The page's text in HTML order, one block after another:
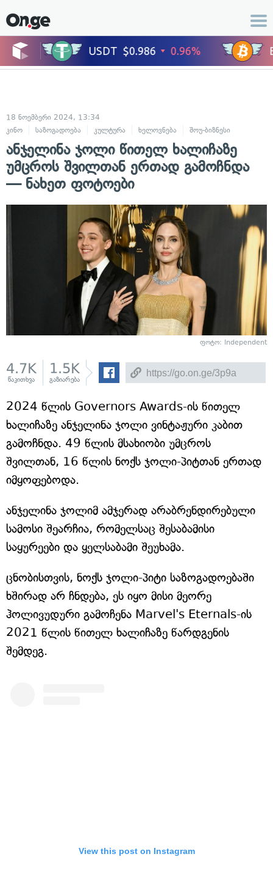
18 ნოემბერი 2024, 13:34
კინო
საზოგადოება კულტურა ხელოვნება შოუ-ბიზნესი
ანჯელინა ჯოლი წითელ ხალიჩაზე
უმცროს შვილთან ერთად გამოჩნდა
— ნახეთ ფოტოები
ფოტო: Independent
4.7K
წაკითხვა
1.5K
გაზიარება
2024 წლის Governors Awards-ის წითელ
ხალიჩაზე ანჯელინა ჯოლი ვინტაჟური კაბით
გამოჩნდა. 49 წლის მსახიობი უმცროს
შვილთან, 16 წლის ნოქს ჯოლი-პიტთან ერთად
იმყოფებოდა.
ანჯელინა ჯოლიმ ამჯერად არაბრენდირებული
სამოსი შეარჩია, რომელსაც შესაბამისი
საყურეები და ყელსაბამი შეუხამა.
ცნობისთვის, ნოქს ჯოლი-პიტი საზოგადოებაში
ხშირად არ ჩნდება, ეს იყო მისი მეორე
ჰოლივუდური გამოჩენა Marvel's Eternals-ის
2021 წლის წითელ ხალიჩაზე წარდგენის
შემდეგ.
View this post on Instagram